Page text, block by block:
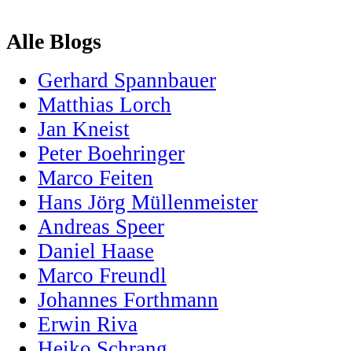
Alle Blogs
Gerhard Spannbauer
Matthias Lorch
Jan Kneist
Peter Boehringer
Marco Feiten
Hans Jörg Müllenmeister
Andreas Speer
Daniel Haase
Marco Freundl
Johannes Forthmann
Erwin Riva